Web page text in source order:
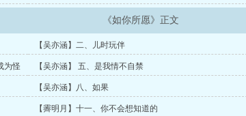
《如你所愿》正文
【吴亦涵】二、儿时玩伴
为怪
【吴亦涵】 五、是我情不自禁
【吴亦涵】八、如果
【霽明月】十一、你不会想知道的